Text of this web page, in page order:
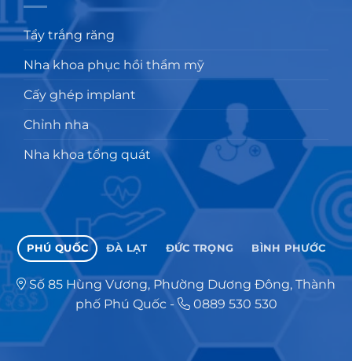
Tẩy trắng răng
Nha khoa phục hồi thẩm mỹ
Cấy ghép implant
Chỉnh nha
Nha khoa tổng quát
PHÚ QUỐC ĐÀ LẠT ĐỨC TRỌNG BÌNH PHƯỚC
Số 85 Hùng Vương, Phường Dương Đông, Thành
phố Phú Quốc- 0889 530 530